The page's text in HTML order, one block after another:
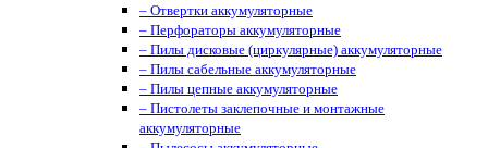
– Отвертки аккумуляторные
– Перфораторы аккумуляторные
– Пилы дисковые (циркулярные) аккумуляторные
– Пилы сабельные аккумуляторные
– Пилы цепные аккумуляторные
– Пистолеты заклепочные и монтажные
аккумуляторные